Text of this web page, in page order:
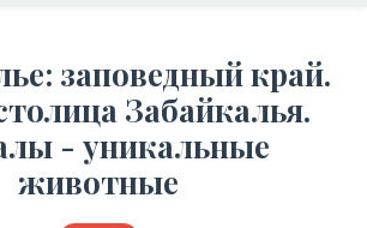
заповедный край.
Забайкалья.
- уникальные
животные